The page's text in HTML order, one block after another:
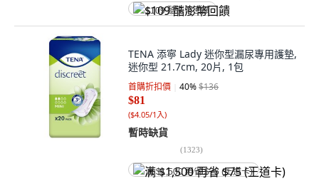
$109 酷澎幣回饋
TENA 添寧 Lady 迷你型漏尿專用護墊,
迷你型 21.7cm, 20片, 1包
首購折扣價 40%$136
$81
($4.05/1入)
暫時缺貨
(1323)
满 $1,500 再省 $75 (王道卡)